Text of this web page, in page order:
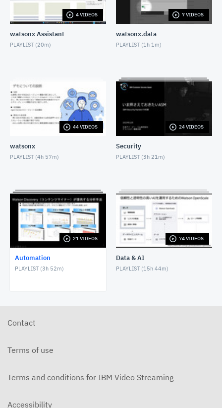
InstanaでSLO/SLI監視のカスタムダッシュボードを
作成する
JULY 7, 2023
Turbonomicを使ってサステナブル・ダッシュボード
ィック・モニタリング）座学編
AUGUST 17, 2023
Instana Build253 最新機能紹介_外形監視（シンセテ
ィック・モニタリング）デモ編
AUGUST 17, 2023
Turbonomic×Grafana レポート出力してみよう第一
Ansibleを動かしてみたZ
DECEMBER 29, 2023
IaCの生産性を向上するWCA for Ansible Lightspeed
4 VIDEOS
watsonx Assistant
PLAYLIST (20m)
7 VIDEOS
watsonx.data
PLAYLIST (1h 1m)
44 VIDEOS
watsonx
PLAYLIST (4h 57m)
24 VIDEOS
Security
PLAYLIST (3h 21m)
21 VIDEOS
Automation
PLAYLIST (3h 52m)
74 VIDEOS
Data & AI
PLAYLIST (15h 44m)
Contact
Terms of use
Terms and conditions for IBM Video Streaming
Accessibility